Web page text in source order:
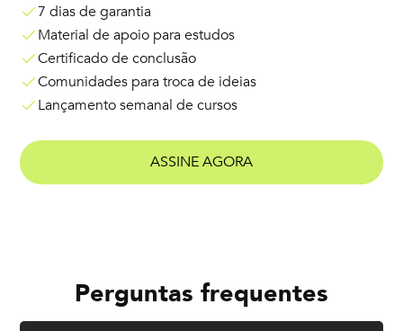
7 dias de garantia
Material de apoio para estudos
Certificado de conclusão
Comunidades para troca de ideias
Lançamento semanal de cursos
ASSINE AGORA
Perguntas frequentes